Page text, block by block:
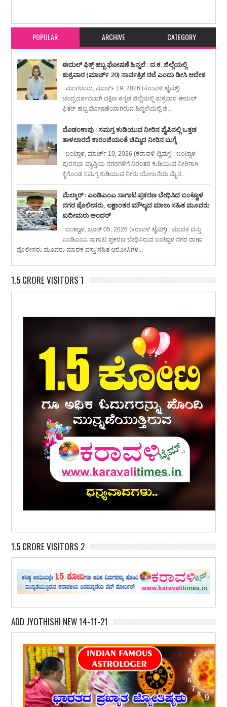
POPULAR ARCHIVE CATEGORY
ಈದುಲ್ ಫಿತ್ರ್ ಹಬ್ಬ ಘೋಷಣೆ ಹಿನ್ನಲೆ : ದ.ಕ. ಜಿಲ್ಲೆಯಲ್ಲಿ
ಶುಕ್ರವಾರ (ಮಾರ್ಚ್ 20) ಸಾರ್ವತ್ರಿಕ ರಜೆ ಎಂದು ಡೀಸಿ ಆದೇಶ
ಮಂಗಳೂರು, ಮಾರ್ಚ್ 19, 2026 (ಕರಾವಳಿ ಟೈಮ್ಸ್) :
ಚಂದ್ರದರ್ಶನವಾಗಿ ದಕ್ಷಿಣ ಕನ್ನಡ ಜಿಲ್ಲೆಯಲ್ಲಿ ಶುಕ್ರವಾರ ಈದುಲ್
ಫಿತರ್ ಹಬ್ಬ ಘೋಷಣೆಯಾಗಿರುವ ಹಿನ್ನಲೆಯಲ್ಲಿ ಜಿ...
ಮೊಡಂಕಾಪು : ಸಮಗ್ರ ಕುಡಿಯುವ ನೀರಿನ ಪೈಪಿನಲ್ಲಿ ಒತ್ತಡ
ತಾಳಲಾರದೆ ಕಾರಂಜಿಯಂತೆ ಚಿಮ್ಮಿದ ನೀರಿನ ಬುಗ್ಗೆ
ಬಂಟ್ವಾಳ, ಮಾರ್ಚ್ 19, 2026 (ಕರಾವಳಿ ಟೈಮ್ಸ್) : ಬಂಟ್ವಾಳ
ಪುರಸಭಾ ವ್ಯಾಪ್ತಿಯ ನಗರಗಳಿಗೆ ನಿರಂತರ ಕುಡಿಯುವ ನೀರಿಗಾಗಿ
ಕೈಗೊಂಡ ಸಮಗ್ರ ಕುಡಿಯುವ ನೀರು ಯೋಜನೆಯ ಮೈನ...
ಮೆಲ್ಕಾರ್ : ಎಂಡಿಎಂಎ ಸಾಗಾಟ ಪ್ರಕರಣ ಬೇಧಿಸಿದ ಬಂಟ್ವಾಳ
ನಗರ ಪೊಲೀಸರು, ಲಕ್ಷಾಂತರ ಮೌಲ್ಯದ ಮಾಲು ಸಹಿತ ಮೂವರು
ಖದೀಮರು ಅಂದರ್
ಬಂಟ್ವಾಳ, ಜೂನ್ 05, 2026 (ಕರಾವಳಿ ಟೈಮ್ಸ್) : ಮಾದಕ ವಸ್ತು
ಎಂಡಿಎಂಎ ಸಾಗಾಟ ಪ್ರಕರಣ ಬೇಧಿಸಿರುವ ಬಂಟ್ವಾಳ ನಗರ ಠಾಣಾ
ಪೊಲೀಸರು ಮೂವರು ಮಾದಕ ವಸ್ತು ಸಹಿತ ಆರೋಪಿಗಳ...
1.5 CRORE VISITORS 1
1.5 CRORE VISITORS 2
ADD JYOTHISHI NEW 14-11-21